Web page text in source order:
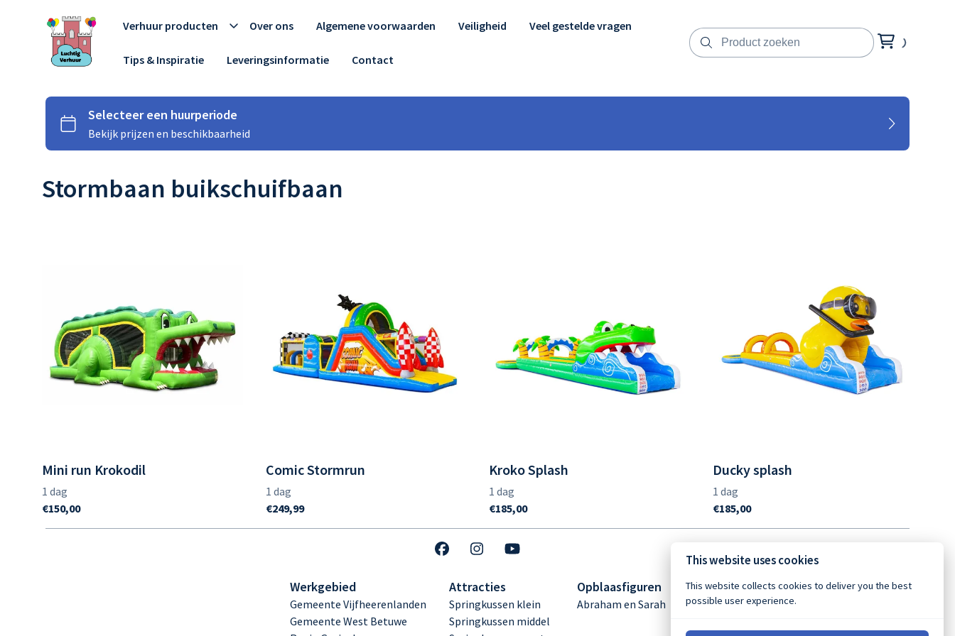
Verhuur producten Over ons Algemene voorwaarden Veiligheid Veel gestelde vragen
Tips & Inspiratie Leveringsinformatie Contact
Stormbaan buikschuifbaan
Mini run Krokodil Comic Stormrun Kroko Splash Ducky splash
Werkgebied
Gemeente Vijfheerenlanden
Gemeente West Betuwe
Attracties
Springkussen klein
Springkussen middel
Opblaasfiguren
Abraham en Sarah
This website uses cookies
This website collects cookies to deliver you the best
possible user experience.